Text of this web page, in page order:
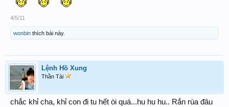
4/5/11
wonbin thích bài này.
Lệnh Hồ Xung
Thần Tài
chắc khỉ cha, khỉ con đi tu hết òi quá...hu hu hu.. Rắn rùa đâu